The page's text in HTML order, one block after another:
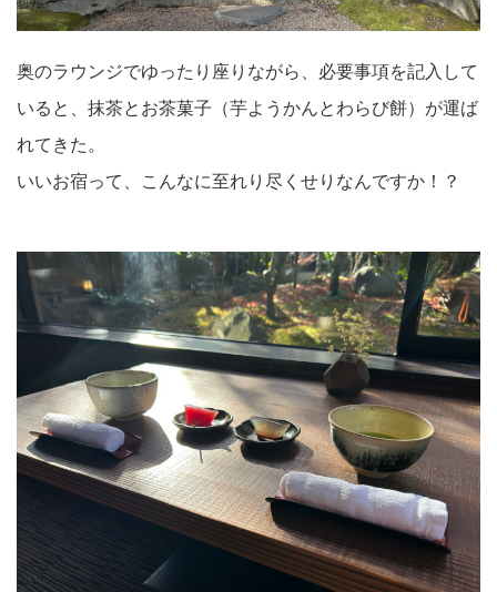
奥のラウンジでゆったり座りながら、必要事項を記入して
いると、抹茶とお茶菓子（芋ようかんとわらび餅）が運ば
れてきた。
いいお宿って、こんなに至れり尽くせりなんですか！？